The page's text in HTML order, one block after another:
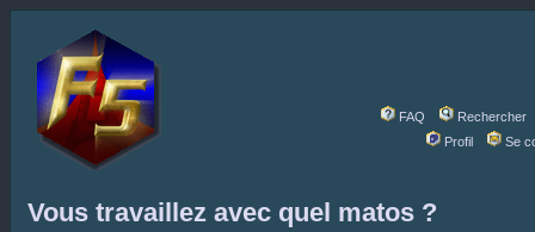
FAQ
Rechercher
Profil
Se
Vous travaillez avec quel matos ?